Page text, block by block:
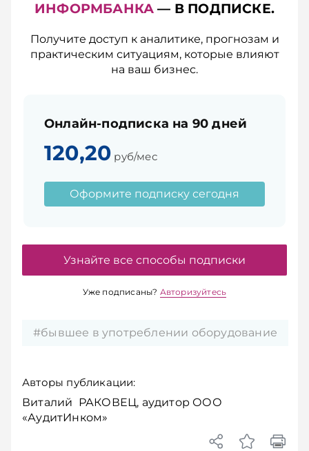
ИНФОРМБАНКА — В ПОДПИСКЕ.
Получите доступ к аналитике, прогнозам и
практическим ситуациям, которые влияют
на ваш бизнес.
Онлайн-подписка на 90 дней
120,20 руб/мес
Оформите подписку сегодня
Узнайте все способы подписки
Уже подписаны? Авторизуйтесь
#бывшее в употреб­лении оборудование
Авторы публикации:
Виталий РАКОВЕЦ, аудитор ООО
«АудитИнком»